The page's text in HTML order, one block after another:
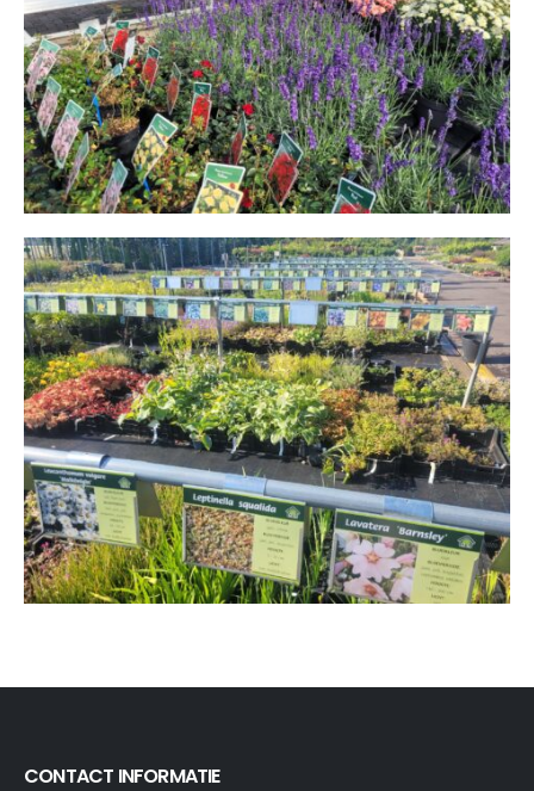
CONTACT INFORMATIE